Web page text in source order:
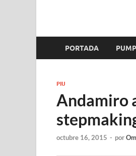
FIRE
PORTADA
PIU
Andamiro
octubre 16, 2015 - por